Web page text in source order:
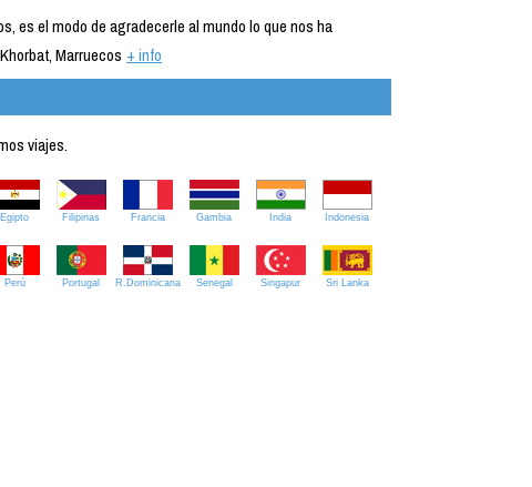
es el modo de agradecerle al mundo lo que nos ha
Marruecos + info
viajes.
Egipto Filipinas Francia Gambia India Indonesia
Perú Portugal R.Dominicana Senegal Singapur Sri Lanka